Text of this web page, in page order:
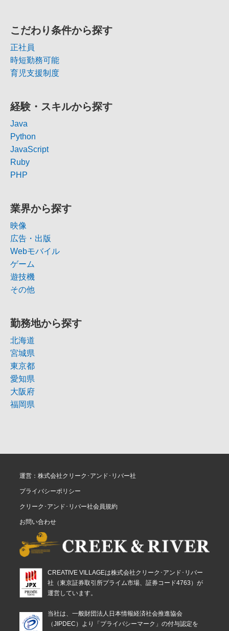
こだわり条件から探す
正社員
時短勤務可能
育児支援制度
経験・スキルから探す
Java
Python
JavaScript
Ruby
PHP
業界から探す
映像
広告・出版
Webモバイル
ゲーム
遊技機
その他
勤務地から探す
北海道
宮城県
東京都
愛知県
大阪府
福岡県
運営：株式会社クリーク･アンド･リバー社
プライバシーポリシー
クリーク･アンド･リバー社会員規約
お問い合わせ
CREATIVE VILLAGEは株式会社クリーク･アンド･リバー
社（東京証券取引所プライム市場、証券コード4763）が
運営しています。
当社は、一般財団法人日本情報経済社会推進協会
（JIPDEC）より「プライバシーマーク」の付与認定を